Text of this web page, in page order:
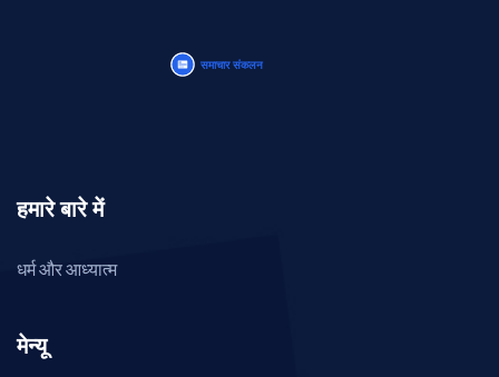
हमारे बारे में
धर्म और आध्यात्म
मेन्यू